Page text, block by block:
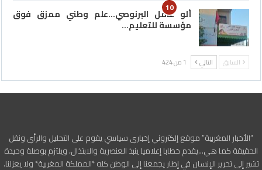
10
ألو عامل البرنوصي…علم وطني ممزق فوق
مؤسسة للتعليم…
السابق التالي 1 من 424
“الأخبار المغربية” موقع إلكتروني إخباري سياسي يقوم على التحليل والرأي ونقل
الحقيقة كما هي…يقدم خطابا إعلاميا ينبذ العنصرية والابتذال، ويلتزم بوصلة وحيدة
تشير إلى تحرير الإنسان في إطار يجمعنا إلى الوطن كله *المملكة المغربية* ولا يعزلنا.